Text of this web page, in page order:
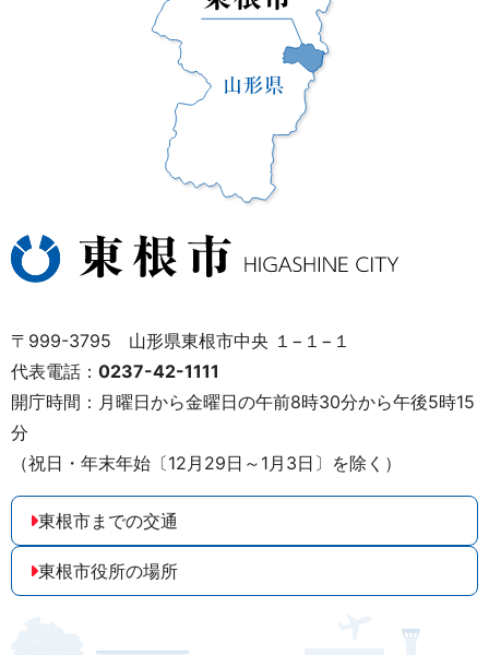
〒999-3795 山形県東根市中央 １−１−１
代表電話： 0237-42-1111
開庁時間：月曜日から金曜日の午前8時30分から午後5時15
分
（祝日・年末年始〔12月29日～1月3日〕を除く）
東根市までの交通
東根市役所の場所